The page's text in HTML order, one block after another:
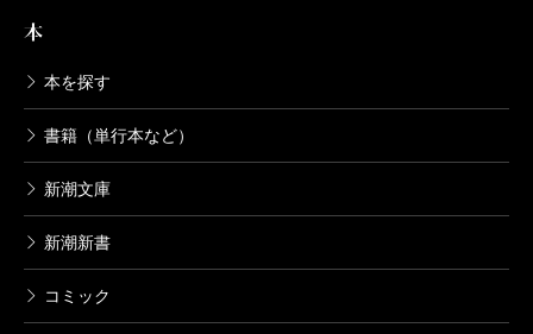
本
本を探す
書籍（単行本など）
新潮文庫
新潮新書
コミック